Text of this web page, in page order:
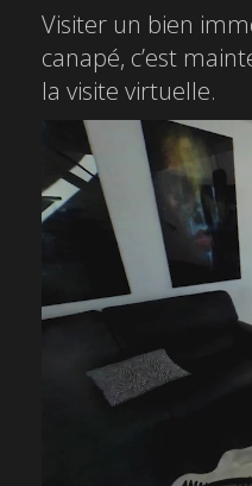
Visiter un bien
canapé, c’est
la visite virtuelle.